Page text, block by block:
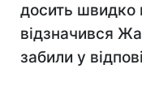
досить швидко
відзначився
забили у